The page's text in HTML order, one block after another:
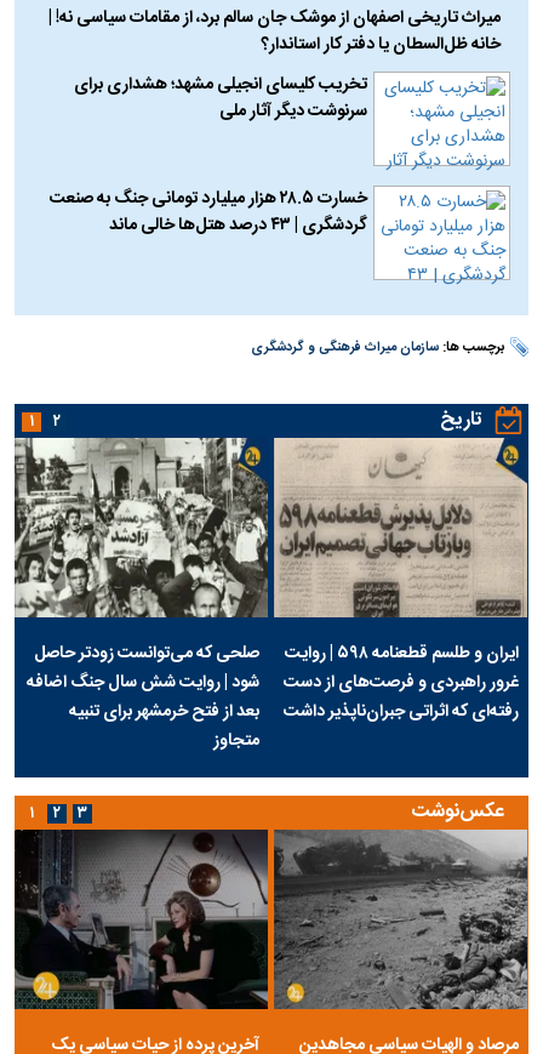
میراث تاریخی اصفهان از موشک جان سالم برد، از مقامات سیاسی نه! |
خانه ظل‌السطان یا دفتر کار استاندار؟
تخریب کلیسای انجیلی مشهد؛ هشداری برای
سرنوشت دیگر آثار ملی
خسارت ۲۸.۵ هزار میلیارد تومانی جنگ به صنعت
گردشگری | ۴۳ درصد هتل‌ها خالی ماند
برچسب ها:سازمان میراث فرهنگی و گردشگری
تاریخ
ایران و طلسم قطعنامه ۵۹۸ | روایت
غرور راهبردی و فرصت‌های از دست
رفته‌ای که اثراتی جبران‌ناپذیر داشت
صلحی که می‌توانست زودتر حاصل
شود | روایت شش سال جنگ اضافه
بعد از فتح خرمشهر برای تنبیه
متجاوز
۱ ۲
عکس‌نوشت
مرصاد و الهیات سیاسی مجاهدین
آخرین پرده از حیات سیاسی یک
۱ ۲ ۳